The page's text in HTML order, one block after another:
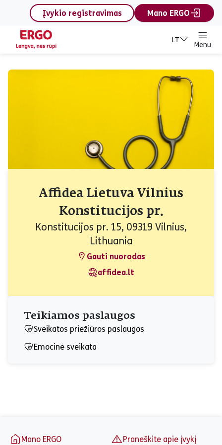
content
Įvykio registravimas
Mano ERGO
LT
Menu
Affidea Lietuva Vilnius
Konstitucijos pr.
Konstitucijos pr. 15, 09319 Vilnius,
Lithuania
Gauti nuorodas
affidea.lt
Teikiamos paslaugos
Sveikatos priežiūros paslaugos
Emocinė sveikata
Mano ERGO Praneškite apie įvykį